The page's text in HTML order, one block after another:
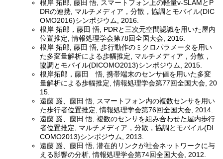
根岸 拓郎, 藤田 悟, スマートフォン上の軽量v-SLAMとP
DRの連携, マルチメディア，分散，協調とモバイル(DIC
OMO2016)シンポジウム, 2016.
根岸 拓郎，藤田 悟, PDRと三次元空間認識を用いた屋内
位置推定, 情報処理学会第78回全国大会, 2016.
根岸 拓郎, 藤田 悟, 歩行動作のミクロパラメータを用い
た多変量解析による歩幅推定, マルチメディア，分散，
協調とモバイル(DICOMO2013)シンポジウム, 2015.
根岸拓郎，藤田 悟, 携帯端末のセンサ値を用いた多変
量解析による歩幅推定, 情報処理学会第77回全国大会, 20
15.
遠藤 巌、藤田 悟, スマートフォン内の複数センサを用い
た歩行者位置推定, 情報処理学会第76回全国大会, 2014.
遠藤 巌、藤田 悟, 複数のセンサを組み合わせた屋内歩行
者位置推定, マルチメディア，分散，協調とモバイル(DI
COMO2013)シンポジウム, 2013.
遠藤 巌、藤田 悟, 潜在的リンクが社会ネットワークに与
える影響の分析, 情報処理学会第74回全国大会, 2012.